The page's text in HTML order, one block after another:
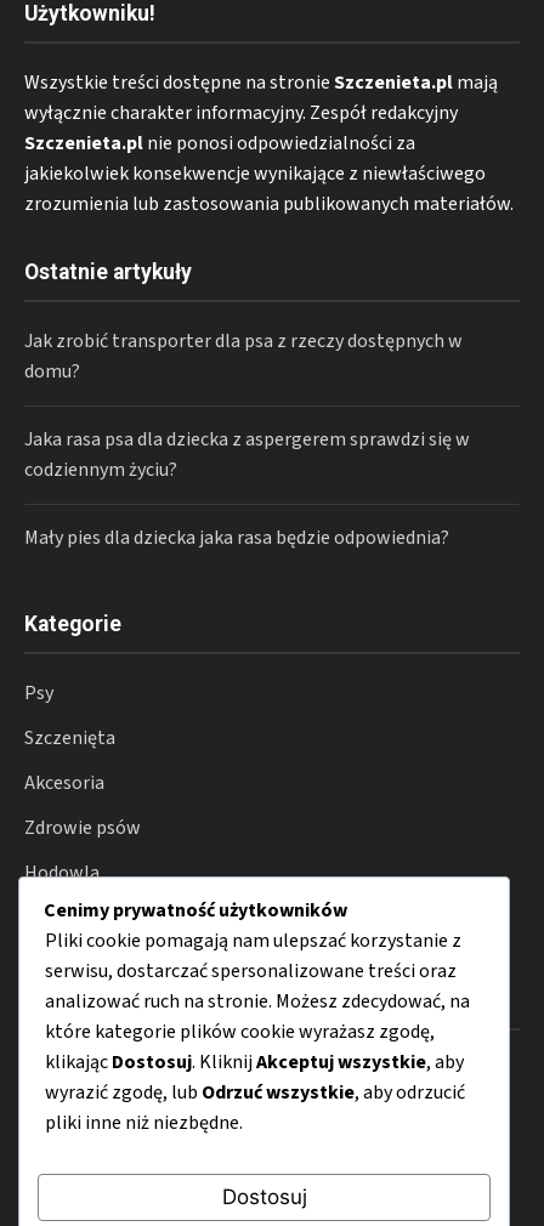
Użytkowniku!
Wszystkie treści dostępne na stronieSzczenieta.plmają
wyłącznie charakter informacyjny. Zespół redakcyjny
Szczenieta.plnie ponosi odpowiedzialności za
jakiekolwiek konsekwencje wynikające z niewłaściwego
zrozumienia lub zastosowania publikowanych materiałów.
Ostatnie artykuły
Jak zrobić transporter dla psa z rzeczy dostępnych w
domu?
Jaka rasa psa dla dziecka z aspergerem sprawdzi się w
codziennym życiu?
Mały pies dla dziecka jaka rasa będzie odpowiednia?
Kategorie
Psy
Szczenięta
Akcesoria
Zdrowie psów
Hodowla
Porady
Menu
O nas
Kontakt
Cenimy prywatność użytkowników
Pliki cookie pomagają nam ulepszać korzystanie z
serwisu, dostarczać spersonalizowane treści oraz
analizować ruch na stronie. Możesz zdecydować, na
które kategorie plików cookie wyrażasz zgodę,
klikającDostosuj. KliknijAkceptuj wszystkie, aby
wyrazić zgodę, lub Odrzuć wszystkie, aby odrzucić
pliki inne niż niezbędne.
Dostosuj